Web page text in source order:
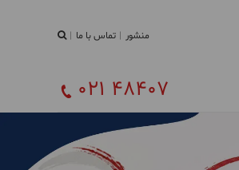
منشور تماس با ما
021 48407